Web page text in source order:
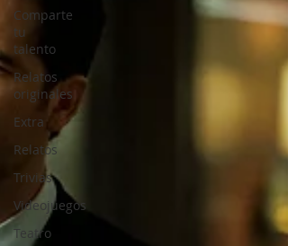
Comparte
tu
talento
Relatos
originales
Extra
Relatos
Trivias
Videojuegos
Teatro